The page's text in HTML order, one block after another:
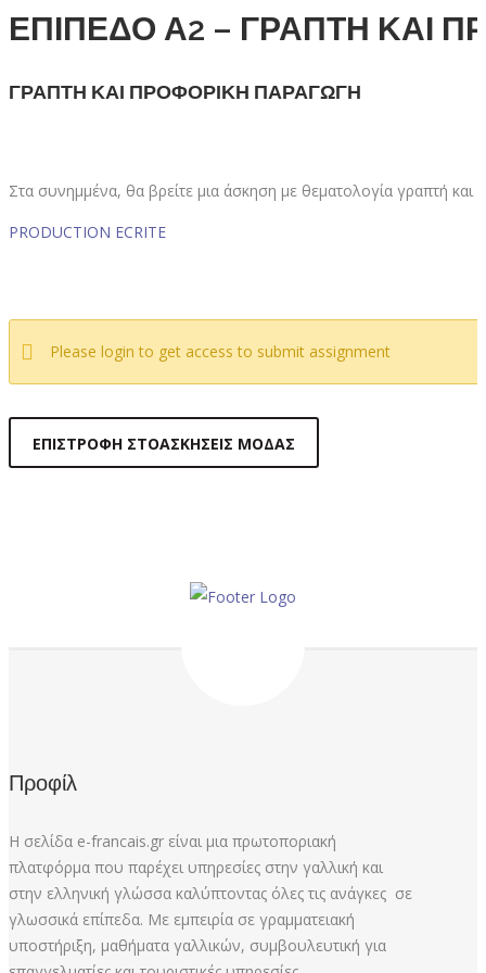
ΕΠΙΠΕΔΟ Α2 – ΓΡΑΠΤΗ ΚΑΙ
ΓΡΑΠΤΗ ΚΑΙ ΠΡΟΦΟΡΙΚΗ ΠΑΡΑΓΩΓΗ
Στα συνημμένα, θα βρείτε μια άσκηση με θεματολογία γραπτή
PRODUCTION ECRITE
Please login to get access to submit assignment
ΕΠΙΣΤΡΟΦΉ ΣΤΟΑΣΚΉΣΕΙΣ ΜΌΔΑΣ
Προφίλ
Η σελίδα e-francais.gr είναι μια πρωτοποριακή
πλατφόρμα που παρέχει υπηρεσίες στην γαλλική και
στην ελληνική γλώσσα καλύπτοντας όλες τις ανάγκες σε
γλωσσικά επίπεδα. Με εμπειρία σε γραμματειακή
υποστήριξη, μαθήματα γαλλικών, συμβουλευτική για